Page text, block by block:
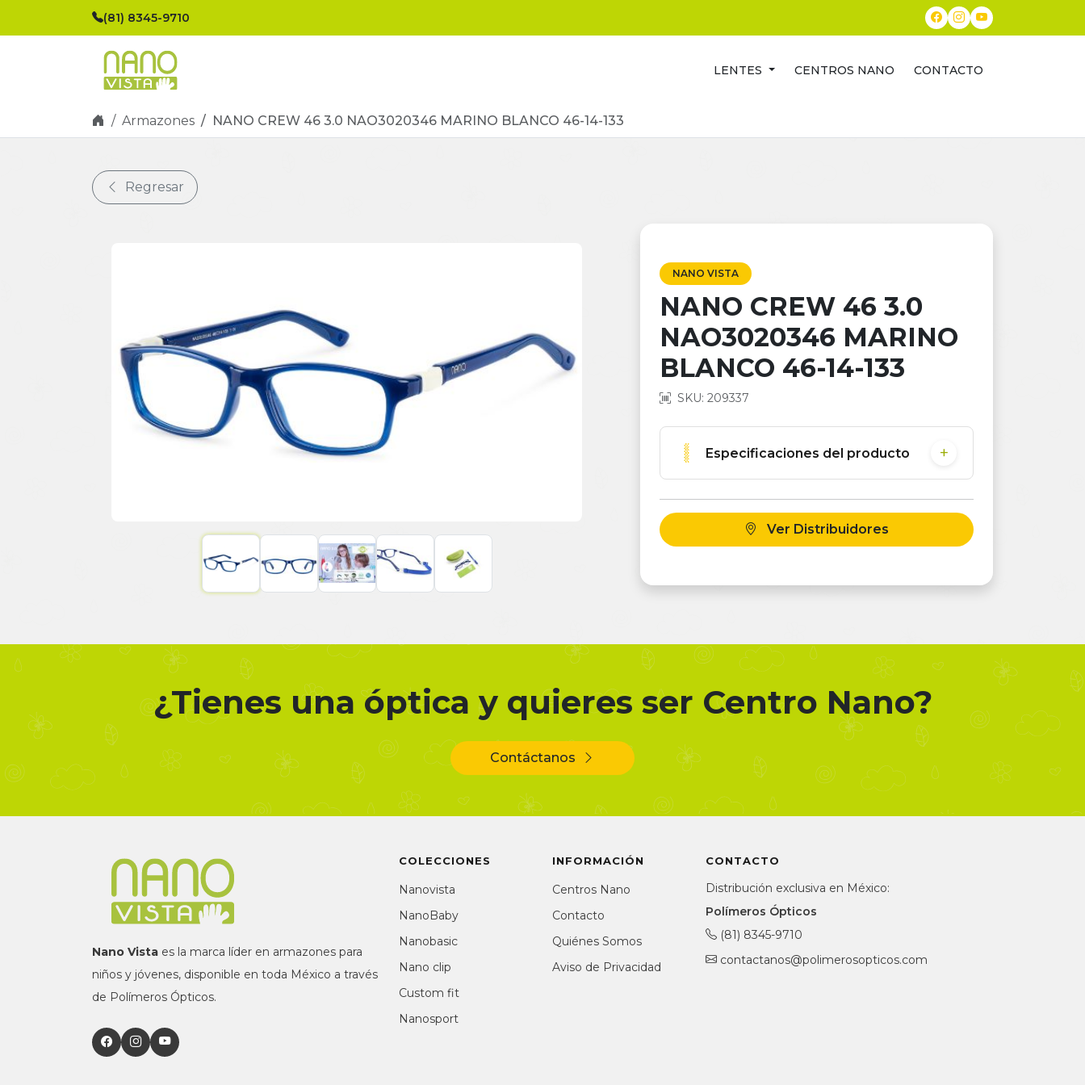
Skip navigation
(81) 8345-9710
LENTES CENTROS NANO CONTACTO
Armazones NANO CREW 46 3.0 NAO3020346 MARINO BLANCO 46-14-133
Regresar
NANO VISTA
NANO CREW 46 3.0
NAO3020346 MARINO
BLANCO 46-14-133
SKU: 209337
Especificaciones del producto
Ver Distribuidores
¿Tienes una óptica y quieres ser Centro Nano?
Contáctanos
Nano Vista es la marca líder en armazones para
niños y jóvenes, disponible en toda México a través
de Polímeros Ópticos.
COLECCIONES
Nanovista
NanoBaby
Nanobasic
Nano clip
Custom fit
Nanosport
INFORMACIÓN
Centros Nano
Contacto
Quiénes Somos
Aviso de Privacidad
CONTACTO
Distribución exclusiva en México:
Polímeros Ópticos
(81) 8345-9710
contactanos@polimerosopticos.com